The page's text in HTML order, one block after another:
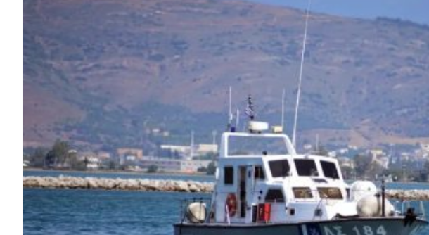
Ενίσχυση της Παραγωγικής Βάσης:
Φωτιά απειλεί φωτοβολταϊκό πάρκο στο